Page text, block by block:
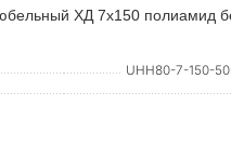
ХД 7х150 полиамид
UHH80-7-150-